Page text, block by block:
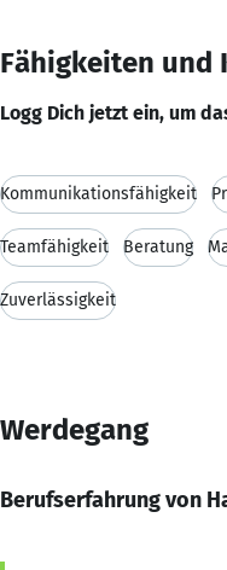
Fähigkeiten und
Logg Dich jetzt ein, um
Kommunikationsfähigkeit
Teamfähigkeit Beratung
Zuverlässigkeit
Werdegang
Berufserfahrung von